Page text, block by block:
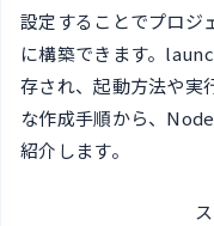
設定することでプロジ
に構築できます。
存され、起動方法や実
な作成手順から、
紹介します。